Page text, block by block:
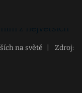
na světě
Zdroj: